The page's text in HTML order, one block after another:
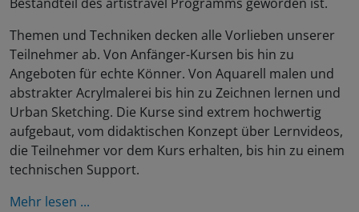
Themen und Techniken decken alle Vorlieben unserer
Teilnehmer ab. Von Anfänger-Kursen bis hin zu
Angeboten für echte Könner. Von Aquarell malen und
abstrakter Acrylmalerei bis hin zu Zeichnen lernen und
Urban Sketching. Die Kurse sind extrem hochwertig
aufgebaut, vom didaktischen Konzept über Lernvideos,
die Teilnehmer vor dem Kurs erhalten, bis hin zu einem
technischen Support.
Mehr lesen ...